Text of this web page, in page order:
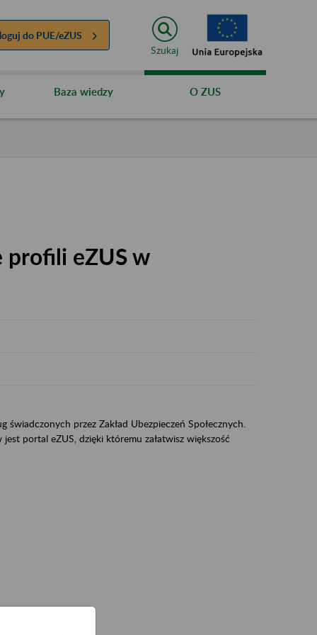
do PUE/eZUS
Szukaj
Baza wiedzy O ZUS
profili eZUS w
przez Zakład Ubezpieczeń Społecznych.
portal eZUS, dzięki któremu załatwisz większość